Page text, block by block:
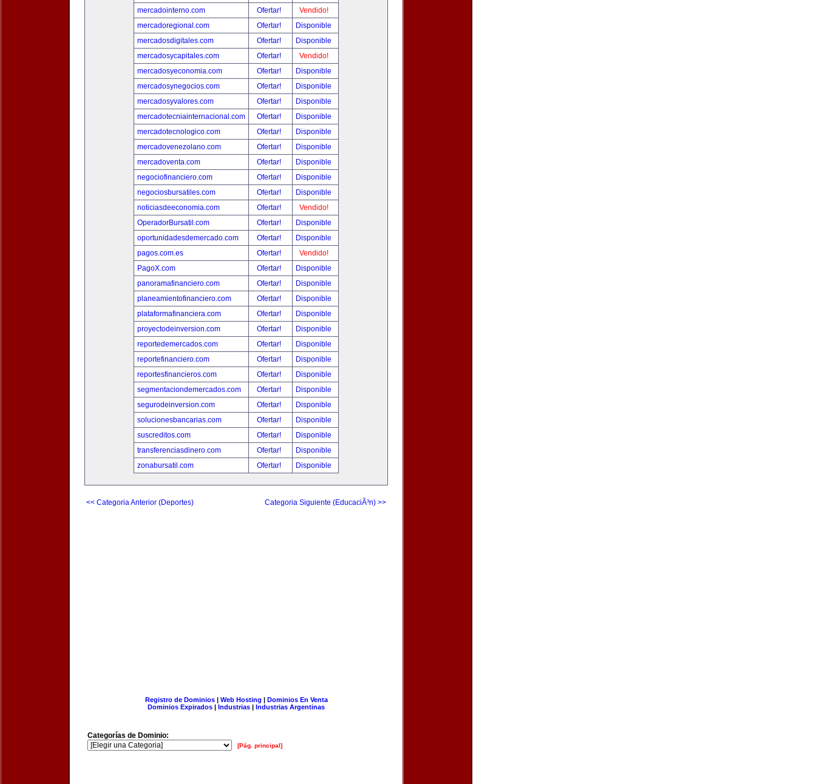
mercadointerno.com
Ofertar!
Vendido!
mercadoregional.com
Ofertar!
Disponible
mercadosdigitales.com
Ofertar!
Disponible
mercadosycapitales.com
Ofertar!
Vendido!
mercadosyeconomia.com
Ofertar!
Disponible
mercadosynegocios.com
Ofertar!
Disponible
mercadosyvalores.com
Ofertar!
Disponible
mercadotecniainternacional.com
Ofertar!
Disponible
mercadotecnologico.com
Ofertar!
Disponible
mercadovenezolano.com
Ofertar!
Disponible
mercadoventa.com
Ofertar!
Disponible
negociofinanciero.com
Ofertar!
Disponible
negociosbursatiles.com
Ofertar!
Disponible
noticiasdeeconomia.com
Ofertar!
Vendido!
OperadorBursatil.com
Ofertar!
Disponible
oportunidadesdemercado.com
Ofertar!
Disponible
pagos.com.es
Ofertar!
Vendido!
PagoX.com
Ofertar!
Disponible
panoramafinanciero.com
Ofertar!
Disponible
planeamientofinanciero.com
Ofertar!
Disponible
plataformafinanciera.com
Ofertar!
Disponible
proyectodeinversion.com
Ofertar!
Disponible
reportedemercados.com
Ofertar!
Disponible
reportefinanciero.com
Ofertar!
Disponible
reportesfinancieros.com
Ofertar!
Disponible
segmentaciondemercados.com
Ofertar!
Disponible
segurodeinversion.com
Ofertar!
Disponible
solucionesbancarias.com
Ofertar!
Disponible
suscreditos.com
Ofertar!
Disponible
transferenciasdinero.com
Ofertar!
Disponible
zonabursatil.com
Ofertar! Disponible
<< Categoria Anterior (Deportes) Categoria Siguiente (EducaciÃ³n) >>
Registro de Dominios| Web Hosting | Dominios En Venta
Dominios Expirados | Industrias | Industrias Argentinas
Categorías de Dominio:
[Pág. principal]